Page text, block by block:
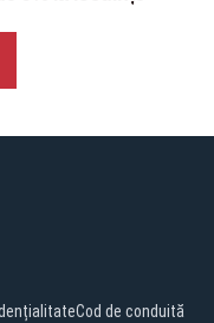
Cod de conduită